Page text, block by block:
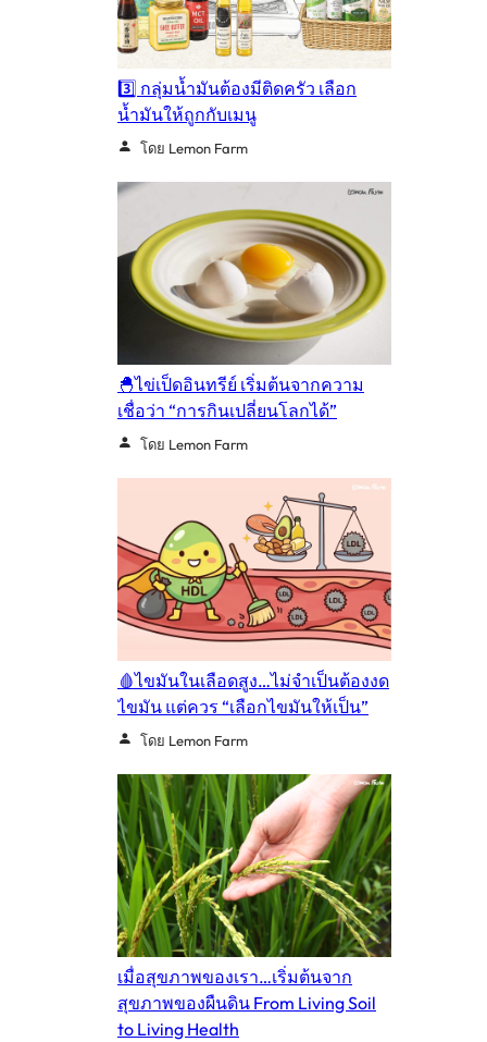
3️⃣ กลุ่มน้ำมันต้องมีติดครัว เลือก
น้ำมันให้ถูกกับเมนู
โดย Lemon Farm
🐣ไข่เป็ดอินทรีย์ เริ่มต้นจากความ
เชื่อว่า “การกินเปลี่ยนโลกได้”
โดย Lemon Farm
🩸ไขมันในเลือดสูง…ไม่จำเป็นต้องงด
ไขมัน แต่ควร “เลือกไขมันให้เป็น”
โดย Lemon Farm
เมื่อสุขภาพของเรา…เริ่มต้นจาก
สุขภาพของผืนดิน From Living Soil
to Living Health